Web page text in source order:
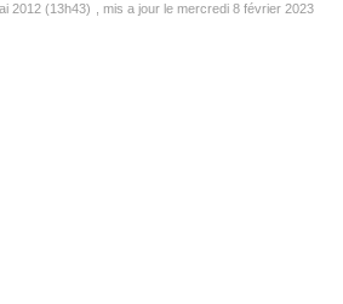
2012 (13h43) , mis a jour le mercredi 8 février 2023